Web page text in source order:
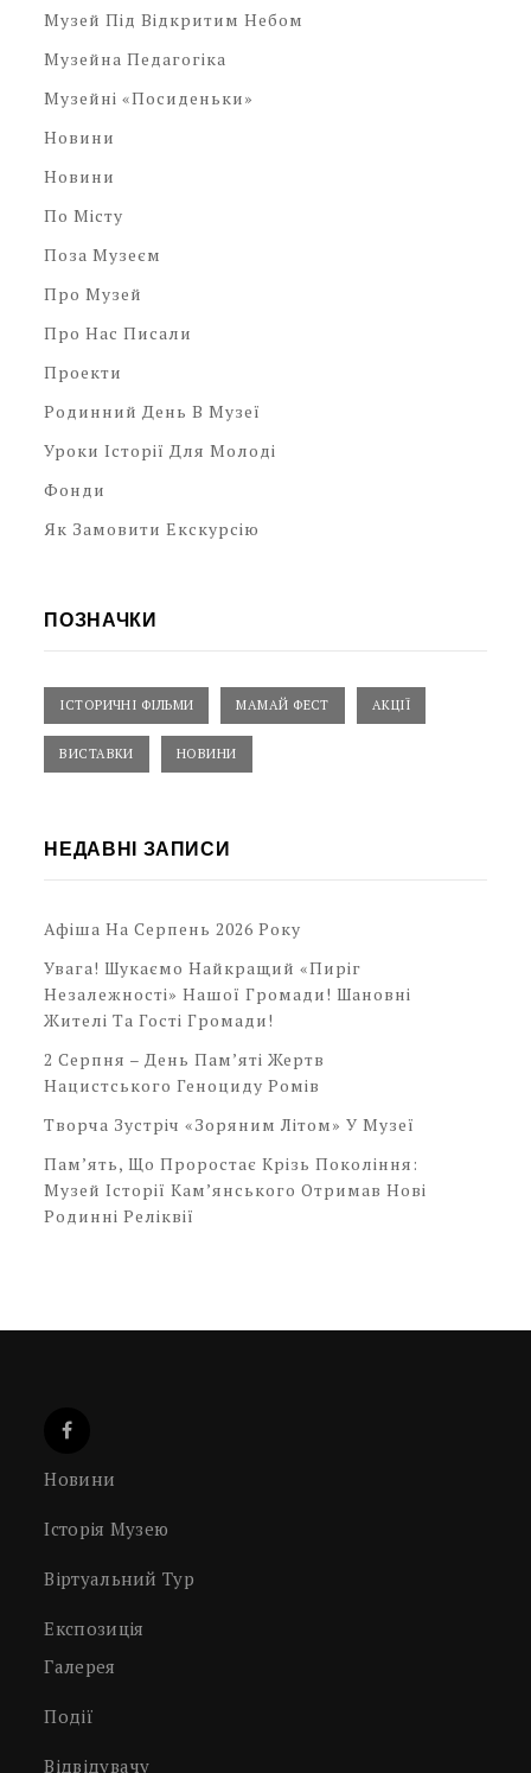
Музей Під Відкритим Небом
Музейна Педагогіка
Музейні «посиденьки»
Новини
Новини
По Місту
Поза Музеєм
Про Музей
Про Нас Писали
Проекти
Родинний День В Музеї
Уроки Історії Для Молоді
Фонди
Як Замовити Екскурсію
ПОЗНАЧКИ
ІСТОРИЧНІ ФІЛЬМИ МАМАЙ ФЕСТ АКЦІЇ
ВИСТАВКИ НОВИНИ
НЕДАВНІ ЗАПИСИ
Афіша На Серпень 2026 Року
Увага! Шукаємо Найкращий «Пиріг
Незалежності» Нашої Громади! Шановні
Жителі Та Гості Громади!
2 Серпня – День Пам’яті Жертв
Нацистського Геноциду Ромів
Творча Зустріч «Зоряним Літом» У Музеї
Пам’ять, Що Проростає Крізь Покоління:
Музей Історії Кам’янського Отримав Нові
Родинні Реліквії
Новини
Історія Музею
Віртуальний Тур
Експозиція
Галерея
Події
Відвідувачу